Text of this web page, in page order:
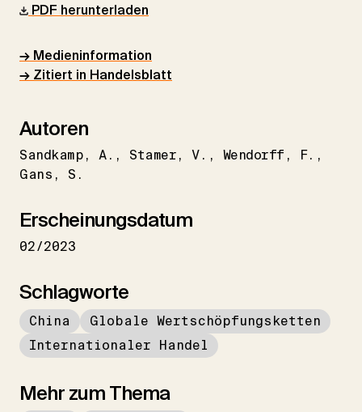
PDF herunterladen
→ Medieninformation
→ Zitiert in Handelsblatt
Autoren
Sandkamp A. Stamer V. Wendorff
F.
Gans
S.
Erscheinungsdatum
02/2023
Schlagworte
China
Globale Wertschöpfungsketten
Internationaler Handel
Mehr zum Thema